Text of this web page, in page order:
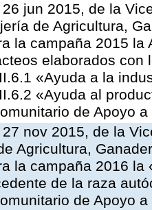
jun 2015, de la
de Agricultura,
la campaña 2015
elaborados
«Ayuda a la
«Ayuda al
de Apoyo
nov 2015, de la
Agricultura,
la campaña 2016
de la raza
de Apoyo